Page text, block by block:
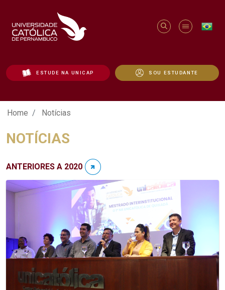
ESTUDE NA UNICAP SOU ESTUDANTE
Notícias - Unicap
Home Notícias
NOTÍCIAS
ANTERIORES A 2020